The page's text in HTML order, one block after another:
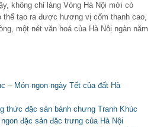
không chỉ làng Vòng Hà Nội mới có
thể tạo ra được hương vị cốm thanh cao,
một nét văn hoá của Hà Nôị ngàn năm
– Món ngon ngày Tết của đất Hà
thức đặc sản bánh chưng Tranh Khúc
đặc sản đặc trưng của Hà Nội